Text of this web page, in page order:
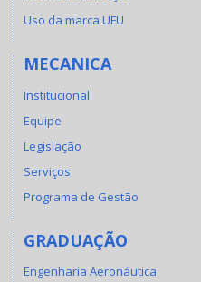
Uso da marca UFU
MECANICA
Institucional
Equipe
Legislação
Serviços
Programa de Gestão
GRADUAÇÃO
Engenharia Aeronáutica